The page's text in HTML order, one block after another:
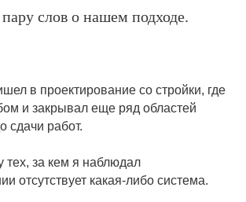
слов о нашем подходе.
в проектирование со стройки, где
и закрывал еще ряд областей
сдачи работ.
тех, за кем я наблюдал
отсутствует какая-либо система.